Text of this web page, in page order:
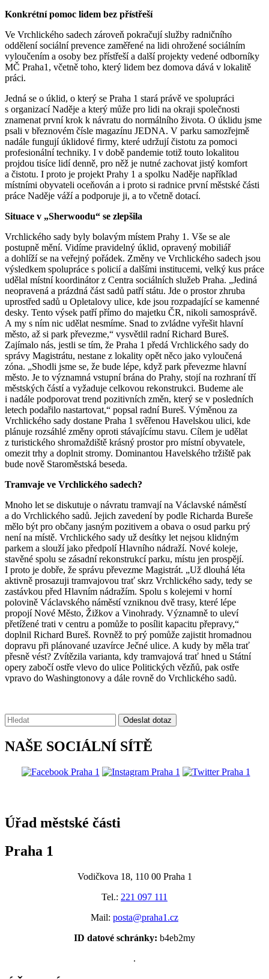
Konkrétní pomoc lidem bez přístřeší
Ve Vrchlického sadech zároveň pokračují služby radničního
oddělení sociální prevence zaměřené na lidi ohrožené sociálním
vyloučením a osoby bez přístřeší a další projekty vedené odborníky
MČ Praha1, včetně toho, který lidem bez domova dává v lokalitě
práci.
Jedná se o úklid, o který se Praha 1 stará právě ve spolupráci
s organizací Naděje a který může pro lidi na okraji společnosti
znamenat první krok k návratu do normálního života. O úklidu jsme
psali v březnovém čísle magazínu JEDNA. V parku samozřejmě
nadále fungují úklidové firmy, které udržují čistotu za pomoci
profesionální techniky. I v době pandemie totiž touto lokalitou
projdou tisíce lidí denně, pro něž je nutné zachovat jistý komfort
a čistotu. I proto je projekt Prahy 1 a spolku Naděje například
místními obyvateli oceňován a i proto si radnice první městské části
práce Naděje váží a podporuje ji, a to včetně dotací.
Situace v „Sherwoodu“ se zlepšila
Vrchlického sady byly bolavým místem Prahy 1. Vše se ale
postupně mění. Vidíme pravidelný úklid, opravený mobiliář
a dohlíží se na veřejný pořádek. Změny ve Vrchlického sadech jsou
výsledkem spolupráce s policií a dalšími institucemi, velký kus práce
udělal místní koordinátor z Centra sociálních služeb Praha. „Jediná
neopravená a prázdná část sadů patří státu. Jde o prostor zhruba
uprostřed sadů u Opletalovy ulice, kde jsou rozpadající se kamenné
desky. Tento výsek patří přímo do majetku ČR, nikoli samosprávě.
A my s ním nic udělat nesmíme. Snad to zvládne vyřešit hlavní
město, až si park převezme,“ vysvětlil radní Richard Bureš.
Zajímalo nás, jestli se tím, že Praha 1 předá Vrchlického sady do
správy Magistrátu, nestane z lokality opět něco jako vyloučená
zóna. „Shodli jsme se, že bude lépe, když park převezme hlavní
město. Je to významná vstupní brána do Prahy, stojí na rozhraní tří
městských částí a vyžaduje celkovou rekonstrukci. Budeme ale
i nadále podporovat trend pozitivních změn, který se v posledních
letech podařilo nastartovat,“ popsal radní Bureš. Výměnou za
Vrchlického sady dostane Praha 1 svěřenou Havelskou ulici, kde
plánuje rozsáhlé změny oproti stávajícímu stavu. Cílem je udělat
z turistického shromaždiště krásný prostor pro místní obyvatele,
omezit trhy a doplnit stromy. Dominantou Havelského tržiště pak
bude nově Staroměstská beseda.
Tramvaje ve Vrchlického sadech?
Mnoho let se diskutuje o návratu tramvají na Václavské náměstí
a do Vrchlického sadů. Jejich zavedení by podle Richarda Bureše
mělo být pro občany jasným pozitivem a obava o osud parku prý
není na místě. Vrchlického sady už desítky let nejsou klidným
parkem a slouží jako předpolí Hlavního nádraží. Nové koleje,
stavěné spolu se zásadní rekonstrukcí parku, místu jen prospějí.
I proto je dobře, že správu převezme Magistrát. „Už dlouhá léta
aktivně prosazuji tramvajovou trať skrz Vrchlického sady, tedy se
zastávkou před Hlavním nádražím. Spolu s kolejemi v horní
polovině Václavského náměstí vzniknou dvě trasy, které lépe
propojí Nové Město, Žižkov a Vinohrady. Významně to uleví
přetížené trati v centru a pomůže to posílit kapacitu přepravy,“
doplnil Richard Bureš. Rovněž to prý pomůže zajistit hromadnou
dopravu při plánované uzavírce Ječné ulice. A kudy by měla trať
přesně vést? Zvítězila varianta, kdy tramvajová trať hned u Státní
opery zabočí ostře vlevo do ulice Politických vězňů, pak ostře
vpravo do Washingtonovy a dále rovně do Vrchlického sadů.
Vyhledávání: Odeslat dotaz
NAŠE SOCIÁLNÍ SÍTĚ
Úřad městské části
Praha 1
Vodičkova 18, 110 00 Praha 1
Tel.: 221 097 111
Mail: posta@praha1.cz
ID datové schránky: b4eb2my
.